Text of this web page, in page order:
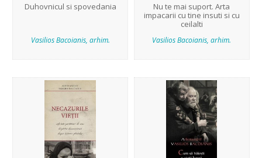
Duhovnicul si spovedania
Vasilios Bacoianis, arhim.
Nu te mai suport. Arta
impacarii cu tine insuti si cu
ceilalti
Vasilios Bacoianis, arhim.